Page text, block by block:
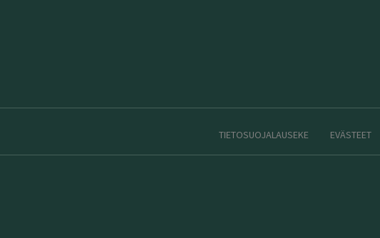
TIETOSUOJALAUSEKE EVÄSTEET